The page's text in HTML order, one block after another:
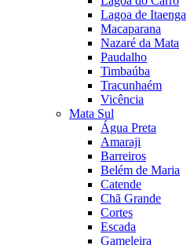
Lagoa de Itaenga
Macaparana
Nazaré da Mata
Paudalho
Timbaúba
Tracunhaém
Vicência
Mata Sul
Água Preta
Amaraji
Barreiros
Belém de Maria
Catende
Chã Grande
Cortes
Escada
Gameleira